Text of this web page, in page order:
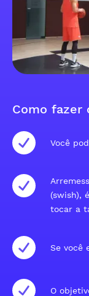
Como fazer
Você
(swish),
tocar a
Se você
O